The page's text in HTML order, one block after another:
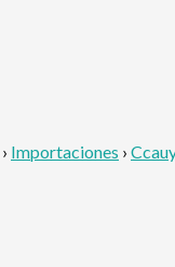
› Importaciones ›